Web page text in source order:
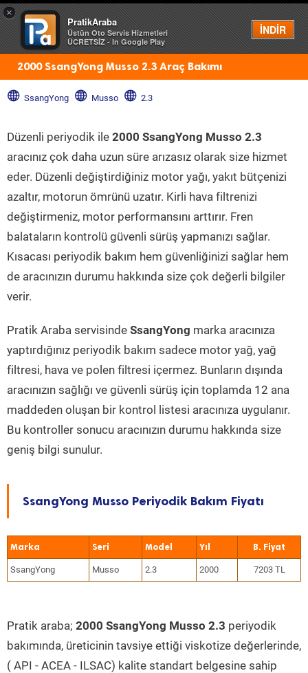
×
PratikAraba
Üstün Oto Servis Hizmetleri
ÜCRETSİZ - In Google Play
İNDİR
Menü
2000 SsangYong Musso 2.3 Araç Bakımı
SsangYong Musso 2.3
Düzenli periyodik ile 2000 SsangYong Musso 2.3
aracınız çok daha uzun süre arızasız olarak size hizmet
eder. Düzenli değiştirdiğiniz motor yağı, yakıt bütçenizi
azaltır, motorun ömrünü uzatır. Kirli hava filtrenizi
değiştirmeniz, motor performansını arttırır. Fren
balataların kontrolü güvenli sürüş yapmanızı sağlar.
Kısacası periyodik bakım hem güvenliğinizi sağlar hem
de aracınızın durumu hakkında size çok değerli bilgiler
verir.
Pratik Araba servisinde SsangYong marka aracınıza
yaptırdığınız periyodik bakım sadece motor yağ, yağ
filtresi, hava ve polen filtresi içermez. Bunların dışında
aracınızın sağlığı ve güvenli sürüş için toplamda 12 ana
maddeden oluşan bir kontrol listesi aracınıza uygulanır.
Bu kontroller sonucu aracınızın durumu hakkında size
geniş bilgi sunulur.
SsangYong Musso Periyodik Bakım Fiyatı
Marka Seri Model Yıl
SsangYong Musso 2.3 2000 7203 TL
Pratik araba; 2000 SsangYong Musso 2.3 periyodik
bakımında, üreticinin tavsiye ettiği viskotize değerlerinde,
( API - ACEA - ILSAC) kalite standart belgesine sahip